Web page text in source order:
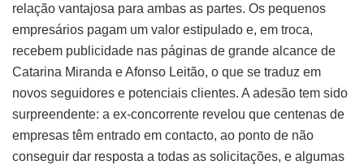
relação vantajosa para ambas as partes. Os pequenos
empresários pagam um valor estipulado e, em troca,
recebem publicidade nas páginas de grande alcance de
Catarina Miranda e Afonso Leitão, o que se traduz em
novos seguidores e potenciais clientes. A adesão tem sido
surpreendente: a ex-concorrente revelou que centenas de
empresas têm entrado em contacto, ao ponto de não
conseguir dar resposta a todas as solicitações, e algumas